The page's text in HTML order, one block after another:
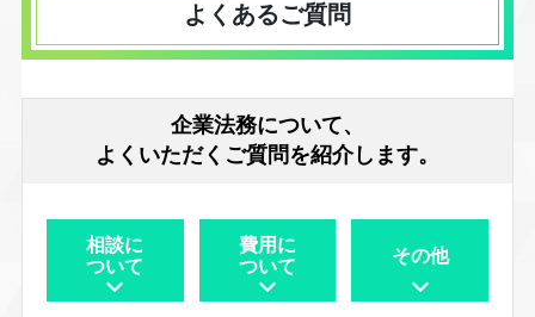
よくあるご質問
企業法務について、
よくいただくご質問を紹介します。
相談に
ついて
費用に
ついて
その他